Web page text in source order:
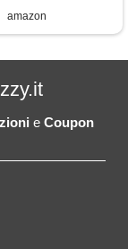
amazon
e Coupon